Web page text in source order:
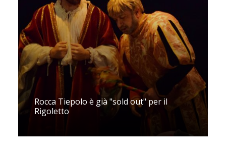
Rocca Tiepolo è già "sold out" per il
Rigoletto